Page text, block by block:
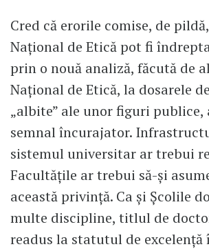
Cred că erorile comise, de
Național de Etică pot fi
prin o nouă analiză, făcută de
Național de Etică, la dosarele
„albite” ale unor figuri publice,
semnal încurajator.
sistemul universitar ar trebui
Facultățile ar trebui să-și
această privință. Ca și Școlile
multe discipline, titlul de
readus la statutul de excelență